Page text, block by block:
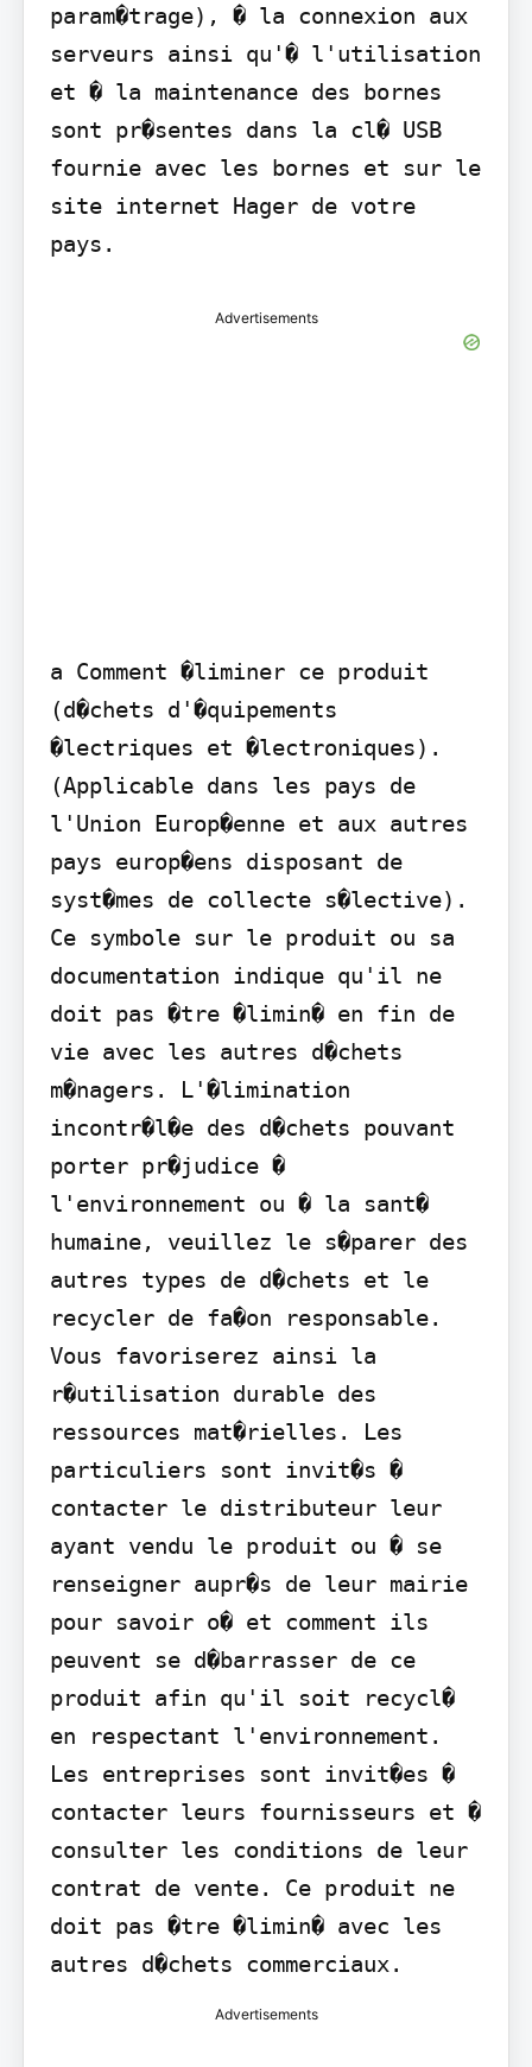
param�trage), � la connexion aux
serveurs ainsi qu'� l'utilisation
et � la maintenance des bornes
sont pr�sentes dans la cl� USB
fournie avec les bornes et sur le
site internet Hager de votre
pays.
Advertisements
a Comment �liminer ce produit
(d�chets d'�quipements
�lectriques et �lectroniques).
(Applicable dans les pays de
l'Union Europ�enne et aux autres
pays europ�ens disposant de
syst�mes de collecte s�lective).
Ce symbole sur le produit ou sa
documentation indique qu'il ne
doit pas �tre �limin� en fin de
vie avec les autres d�chets
m�nagers. L'�limination
incontr�l�e des d�chets pouvant
porter pr�judice �
l'environnement ou � la sant�
humaine, veuillez le s�parer des
autres types de d�chets et le
recycler de fa�on responsable.
Vous favoriserez ainsi la
r�utilisation durable des
ressources mat�rielles. Les
particuliers sont invit�s �
contacter le distributeur leur
ayant vendu le produit ou � se
renseigner aupr�s de leur mairie
pour savoir o� et comment ils
peuvent se d�barrasser de ce
produit afin qu'il soit recycl�
en respectant l'environnement.
Les entreprises sont invit�es �
contacter leurs fournisseurs et �
consulter les conditions de leur
contrat de vente. Ce produit ne
doit pas �tre �limin� avec les
autres d�chets commerciaux.
Advertisements